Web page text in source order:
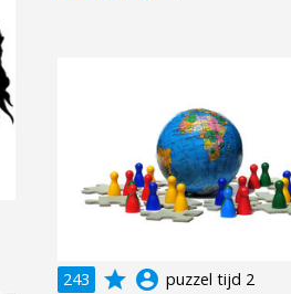
243 grade account_circle puzzel tijd 2